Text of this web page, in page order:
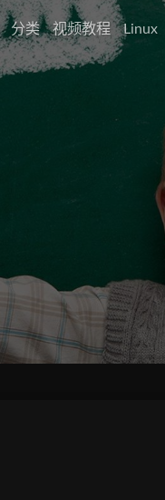
分类 视频教程 Linux